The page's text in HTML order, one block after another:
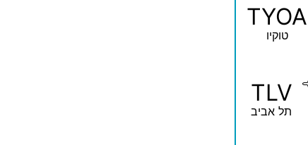
TYOA
טוקיו
TLV
תל אביב